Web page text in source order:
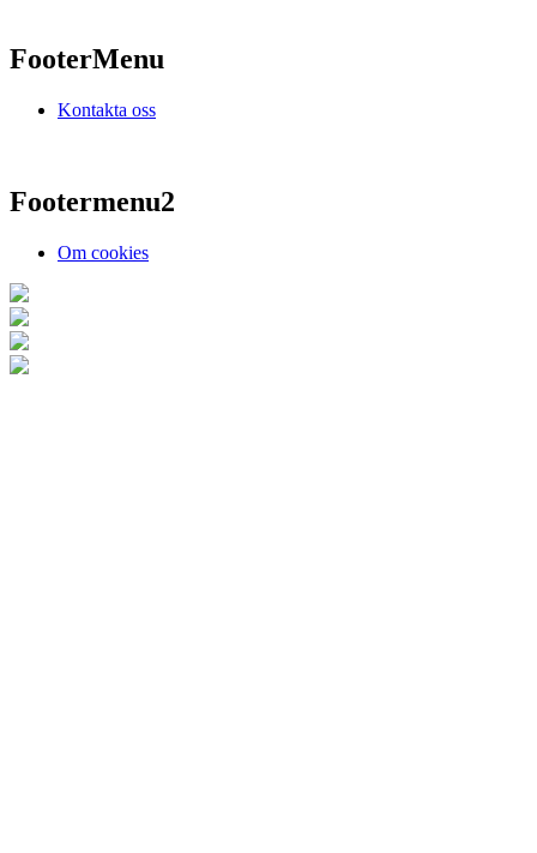
FooterMenu
Kontakta oss
Footermenu2
Om cookies